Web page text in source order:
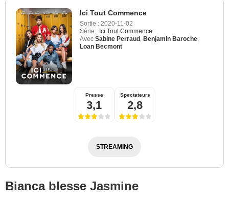
Ici Tout Commence
Sortie : 2020-11-02
Série : Ici Tout Commence
Avec Sabine Perraud Benjamin Baroche
Loan Becmont
Presse
3,1
Spectateurs
2,8
STREAMING
Bianca blesse Jasmine